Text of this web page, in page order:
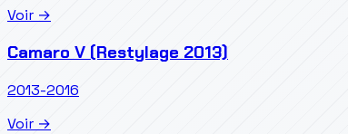
Voir →
Camaro V (Restylage 2013)
2013-2016
Voir →